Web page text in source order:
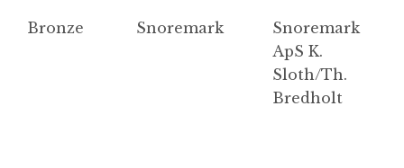
Bronze Snoremark
Snoremark
ApS K.
Sloth/Th.
Bredholt